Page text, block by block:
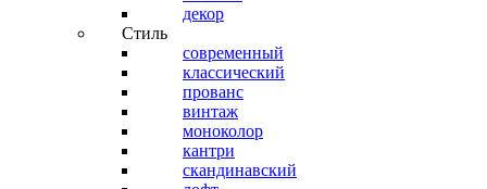
декор
Стиль
современный
классический
прованс
винтаж
моноколор
кантри
скандинавский